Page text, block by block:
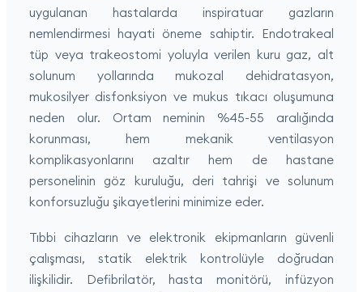
uygulanan hastalarda inspiratuar gazların
nemlendirmesi hayati öneme sahiptir. Endotrakeal
tüp veya trakeostomi yoluyla verilen kuru gaz, alt
solunum yollarında mukozal dehidratasyon,
mukosilyer disfonksiyon ve mukus tıkacı oluşumuna
neden olur. Ortam neminin %45-55 aralığında
korunması, hem mekanik ventilasyon
komplikasyonlarını azaltır hem de hastane
personelinin göz kuruluğu, deri tahrişi ve solunum
konforsuzluğu şikayetlerini minimize eder.
Tıbbi cihazların ve elektronik ekipmanların güvenli
çalışması, statik elektrik kontrolüyle doğrudan
ilişkilidir. Defibrilatör, hasta monitörü, infüzyon